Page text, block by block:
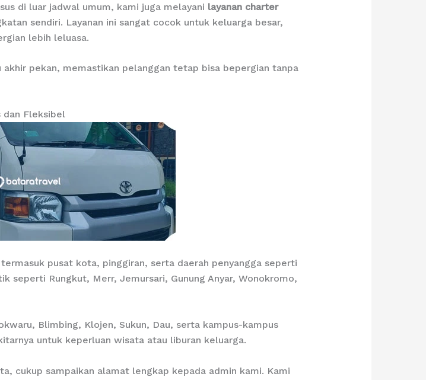
di luar jadwal umum, kami juga melayani layanan charter
sendiri. Layanan ini sangat cocok untuk keluarga besar,
lebih leluasa.
pekan, memastikan pelanggan tetap bisa bepergian tanpa
dan Fleksibel
pusat kota, pinggiran, serta daerah penyangga seperti
seperti Rungkut, Merr, Jemursari, Gunung Anyar, Wonokromo,
Blimbing, Klojen, Sukun, Dau, serta kampus-kampus
untuk keperluan wisata atau liburan keluarga.
cukup sampaikan alamat lengkap kepada admin kami. Kami